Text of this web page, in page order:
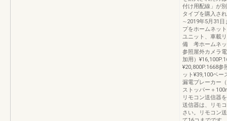
付け用配線」が
タイプを購入さ
∼2019年5月31日
プをホームネッ
ユニット、車載
備 考ホームネッ
参照屋外カメラ
加用）
¥20,800P.1668参
ット¥39,100ベー
漏電ブレーカー
ストッパー＋
リモコン送信器
送信器は、リモ
さい。リモコン